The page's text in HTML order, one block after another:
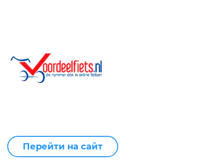
Перейти на сайт